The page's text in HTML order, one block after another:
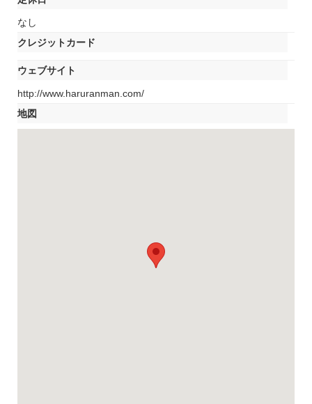
なし
クレジットカード
ウェブサイト
http://www.haruranman.com/
地図